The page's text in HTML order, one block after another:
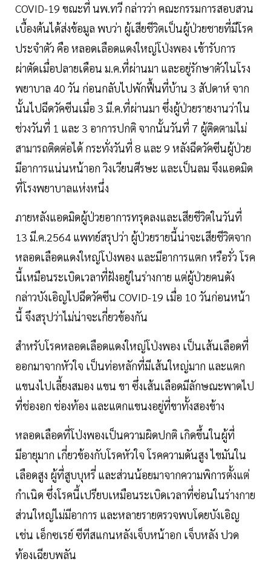
COVID-19 ขณะที่ นพ.ทวี กล่าวว่า คณะกรรมการสอบสวน
เบื้องต้นได้ส่งข้อมูล พบว่า ผู้เสียชีวิตเป็นผู้ป่วยชายที่มีโรค
ประจำตัว คือ หลอดเลือดแดงใหญ่โป่งพอง เข้ารับการ
ผ่าตัดเมื่อปลายเดือน ม.ค.ที่ผ่านมา และอยู่รักษาตัวในโรง
พยาบาล 40 วัน ก่อนกลับไปพักฟื้นที่บ้าน 3 สัปดาห์ จาก
นั้นไปฉีดวัคซีนเมื่อ 3 มี.ค.ที่ผ่านมา ซึ่งผู้ป่วยรายงานว่าใน
ช่วงวันที่ 1 และ 3 อาการปกติ จากนั้นวันที่ 7 ผู้ติดตามไม่
สามารถติดต่อได้ กระทั่งวันที่ 8 และ 9 หลังฉีดวัคซีนผู้ป่วย
มีอาการแน่นหน้าอก วิงเวียนศีรษะ และเป็นลม จึงแอดมิด
ที่โรงพยาบาลแห่งหนึ่ง
ภายหลังแอดมิดผู้ป่วยอาการทรุดลงและเสียชีวิตในวันที่
13 มี.ค.2564 แพทย์สรุปว่า ผู้ป่วยรายนี้น่าจะเสียชีวิตจาก
หลอดเลือดแดงใหญ่โป่งพอง และมีอาการแตก หรือรั่ว โรค
นี้เหมือนระเบิดเวลาที่ฝังอยู่ในร่างกาย แต่ผู้ป่วยคนดัง
กล่าวบังเอิญไปฉีดวัคซีน COVID-19 เมื่อ 10 วันก่อนหน้า
นี้ จึงสรุปว่าไม่น่าจะเกี่ยวข้องกัน
สำหรับโรคหลอดเลือดแดงใหญ่โป่งพอง เป็นเส้นเลือดที่
ออกมาจากหัวใจ เป็นท่อหลักที่มีเส้นใหญ่มาก และแตก
แขนงไปเลี้ยงสมอง แขน ขา ซึ่งเส้นเลือดมีลักษณะพาดไป
ที่ช่องอก ช่องท้อง และแตกแขนงอยู่ที่ขาทั้งสองข้าง
หลอดเลือดที่โป่งพองเป็นความผิดปกติ เกิดขึ้นในผู้ที่
มีอายุมาก เกี่ยวข้องกับโรคหัวใจ โรคความดันสูง ไขมันใน
เลือดสูง ผู้ที่สูบบุหรี่ และส่วนน้อยมาจากความพิการตั้งแต่
กำเนิด ซึ่งโรคนี้เปรียบเหมือนระเบิดเวลาที่ซ่อนในร่างกาย
ส่วนใหญ่ไม่มีอาการ และหลายรายตรวจพบโดยบังเอิญ
เช่น เอ็กซเรย์ ซีทีสแกนหลังเจ็บหน้าอก เจ็บหลัง ปวด
ท้องเฉียบพลัน